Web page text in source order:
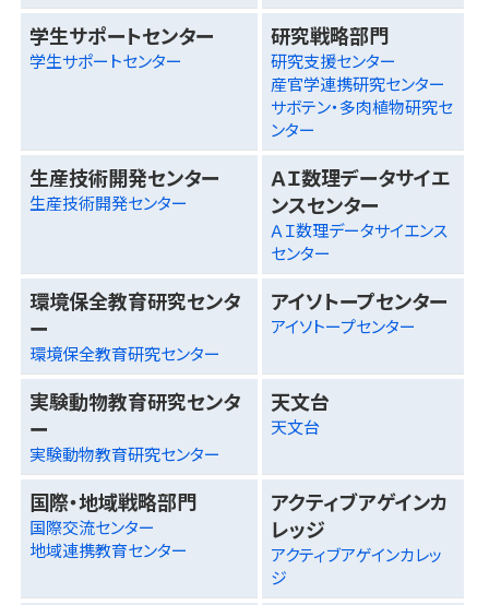
学生サポートセンター
学生サポートセンター
研究戦略部門
研究支援センター
産官学連携研究センター
サボテン・多肉植物研究セ
ンター
生産技術開発センター
生産技術開発センター
ＡＩ数理データサイエ
ンスセンター
ＡＩ数理データサイエンス
センター
環境保全教育研究センタ
ー
環境保全教育研究センター
アイソトープセンター
アイソトープセンター
実験動物教育研究センタ
ー
実験動物教育研究センター
天文台
天文台
国際・地域戦略部門
国際交流センター
地域連携教育センター
アクティブアゲインカ
レッジ
アクティブアゲインカレッ
ジ